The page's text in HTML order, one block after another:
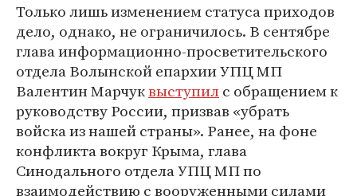
Только лишь изменением статуса приходов
дело, однако, не ограничилось. В сентябре
глава информационно-просветительского
отдела Волынской епархии УПЦ МП
Валентин Марчуквыступилс обращением к
руководству России, призвав «убрать
войска из нашей страны». Ранее, на фоне
конфликта вокруг Крыма, глава
Синодального отдела УПЦ МП по
взаимодействию с вооруженными силами